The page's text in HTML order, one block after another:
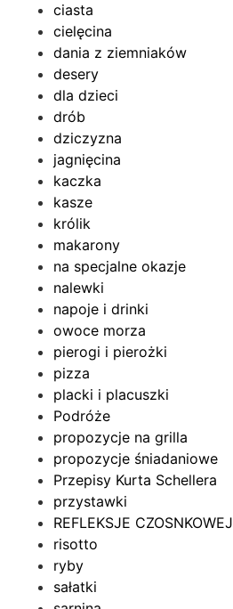
ciasta
cielęcina
dania z ziemniaków
desery
dla dzieci
drób
dziczyzna
jagnięcina
kaczka
kasze
królik
makarony
na specjalne okazje
nalewki
napoje i drinki
owoce morza
pierogi i pierożki
pizza
placki i placuszki
Podróże
propozycje na grilla
propozycje śniadaniowe
Przepisy Kurta Schellera
przystawki
REFLEKSJE CZOSNKOWEJ
risotto
ryby
sałatki